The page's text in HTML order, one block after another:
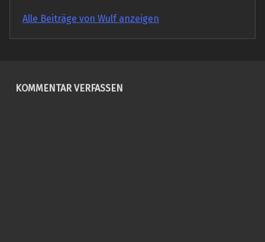
Alle Beiträge von Wulf anzeigen
Skip back to main navigation
KOMMENTAR VERFASSEN